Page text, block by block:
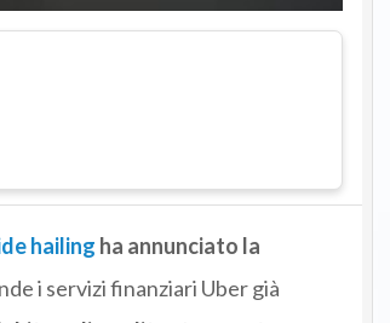
hailing ha annunciato la
i servizi finanziari Uber già